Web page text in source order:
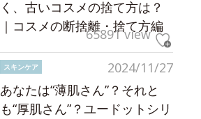
く、古いコスメの捨て方は？
｜コスメの断捨離・捨て方編
65891 view
2024/11/27
スキンケア
あなたは“薄肌さん”？それと
も“厚肌さん”？ユードットシリ